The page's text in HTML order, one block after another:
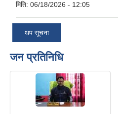
मिति: 06/18/2026 - 12:05
थप सूचना
जन प्रतिनिधि